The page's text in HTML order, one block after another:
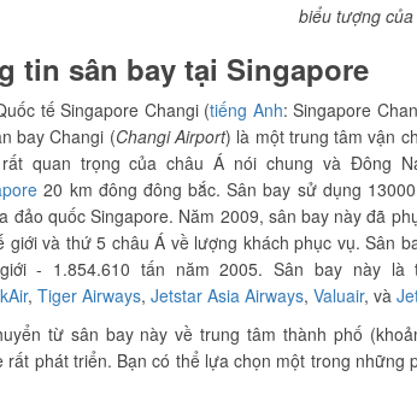
biểu tượng
tin sân bay tại Singapore
tế Singapore Changi (tiếng Anh: Singapore
bay Changi (Changi Airport) là một trung tâm vận
quan trọng của châu Á nói chung và Đông
20 km đông đông bắc. Sân bay sử dụng
đảo quốc Singapore. Năm 2009, sân bay này đã
giới và thứ 5 châu Á về lượng khách phục vụ. Sân
- 1.854.610 tấn năm 2005. Sân bay này
, Tiger Airways, Jetstar Asia Airways, Valuair, và
từ sân bay này về trung tâm thành phố
rất phát triển. Bạn có thể lựa chọn một trong